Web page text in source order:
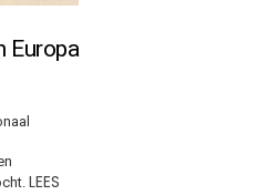
Europa
LEES